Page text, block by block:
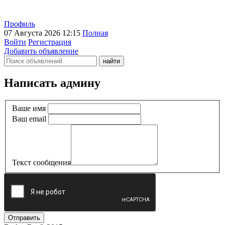
Профиль
07 Августа 2026 12:15 Полная
Войти Регистрация
Добавить объявление
Написать админу
Ваше имя
Ваш email
Текст сообщения
Отправить